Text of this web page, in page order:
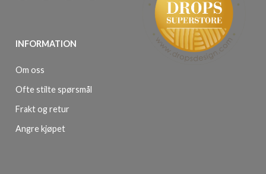
INFORMATION
Om oss
Ofte stilte spørsmål
Frakt og retur
Angre kjøpet